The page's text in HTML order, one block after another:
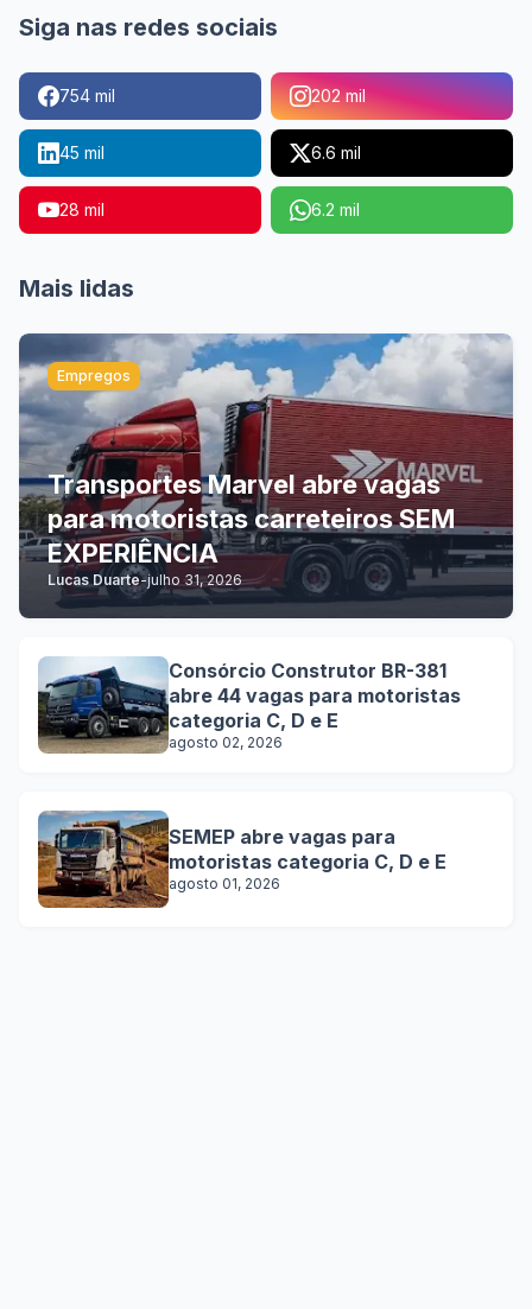
Siga nas redes sociais
754 mil 202 mil
45 mil 6.6 mil
28 mil 6.2 mil
Mais lidas
Empregos
Transportes Marvel abre vagas
para motoristas carreteiros SEM
EXPERIÊNCIA
Lucas Duarte-julho 31, 2026
Consórcio Construtor BR-381
abre 44 vagas para motoristas
categoria C, D e E
agosto 02, 2026
SEMEP abre vagas para
motoristas categoria C, D e E
agosto 01, 2026